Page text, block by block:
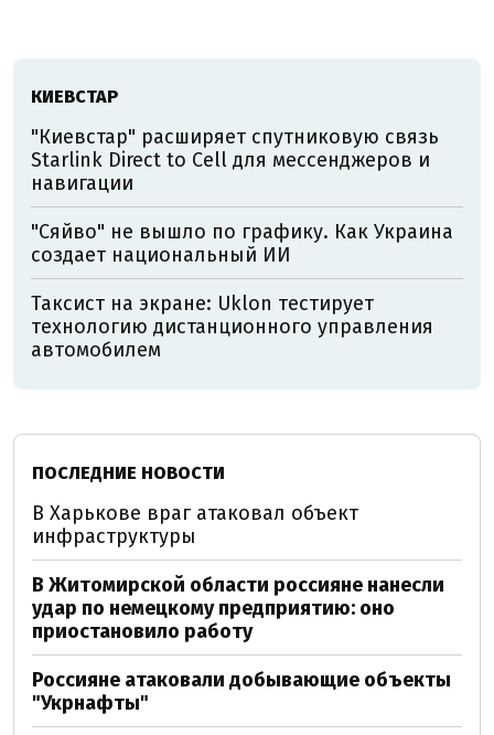
КИЕВСТАР
"Киевстар" расширяет спутниковую связь
Starlink Direct to Cell для мессенджеров и
навигации
"Сяйво" не вышло по графику. Как Украина
создает национальный ИИ
Таксист на экране: Uklon тестирует
технологию дистанционного управления
автомобилем
ПОСЛЕДНИЕ НОВОСТИ
В Харькове враг атаковал объект
инфраструктуры
В Житомирской области россияне нанесли
удар по немецкому предприятию: оно
приостановило работу
Россияне атаковали добывающие объекты
"Укрнафты"